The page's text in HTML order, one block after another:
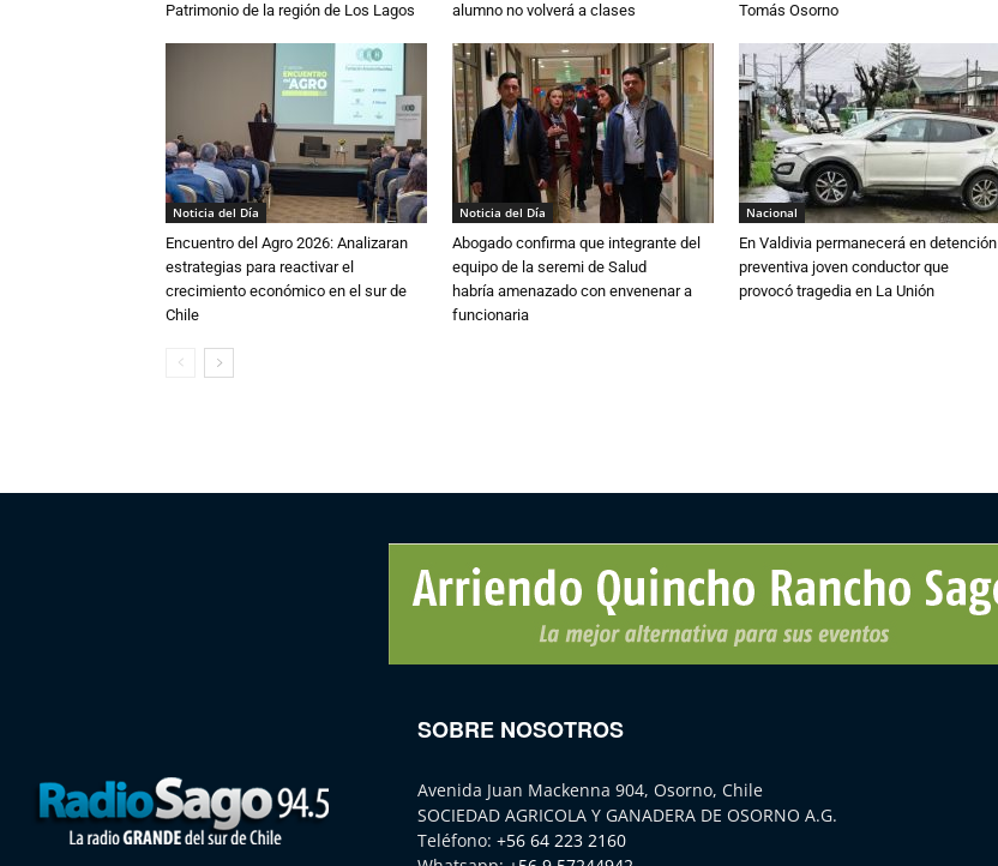
Patrimonio de la región de Los Lagos
alumno no volverá a clases
Tomás Osorno
Noticia del Día
Encuentro del Agro 2026: Analizaran
estrategias para reactivar el
crecimiento económico en el sur de
Chile
Noticia del Día
Abogado confirma que integrante del
equipo de la seremi de Salud
habría amenazado con envenenar a
funcionaria
Nacional
En Valdivia permanecerá en detención
preventiva joven conductor que
provocó tragedia en La Unión
SOBRE NOSOTROS
Avenida Juan Mackenna 904, Osorno, Chile
SOCIEDAD AGRICOLA Y GANADERA DE OSORNO A.G.
Teléfono: +56 64 223 2160